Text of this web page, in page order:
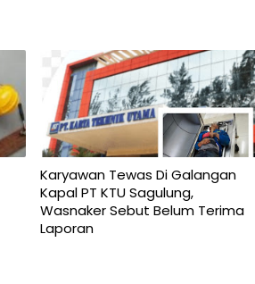
Karyawan Tewas Di Galangan
Kapal PT KTU Sagulung,
Wasnaker Sebut Belum Terima
Laporan